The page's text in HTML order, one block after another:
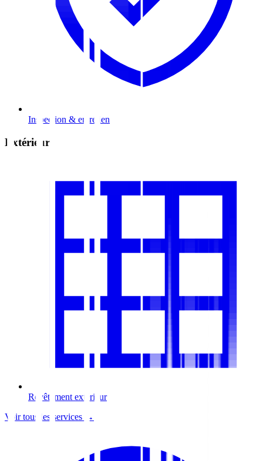
Inspection & entretien
Extérieur
Revêtement extérieur
Voir tous les services →